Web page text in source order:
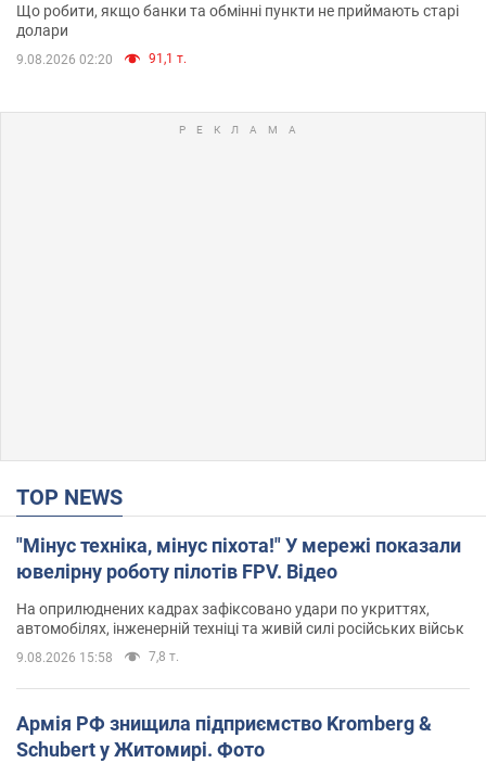
Що робити, якщо банки та обмінні пункти не приймають старі
долари
9.08.2026 02:20 91,1 т.
TOP NEWS
"Мінус техніка, мінус піхота!" У мережі показали
ювелірну роботу пілотів FPV. Відео
На оприлюднених кадрах зафіксовано удари по укриттях,
автомобілях, інженерній техніці та живій силі російських військ
9.08.2026 15:58 7,8 т.
Армія РФ знищила підприємство Kromberg &
Schubert у Житомирі. Фото